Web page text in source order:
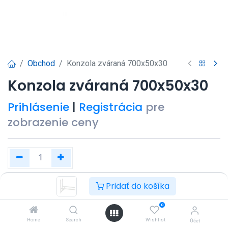
Pridať do košíka
Home Search
0
Wishlist Účet
Obchod Konzola zváraná 700x50x30
Konzola zváraná 700x50x30
Prihlásenie | Registrácia pre
zobrazenie ceny
Pridať do košíka Kúpiť teraz
Pridať do zoznamu želaní